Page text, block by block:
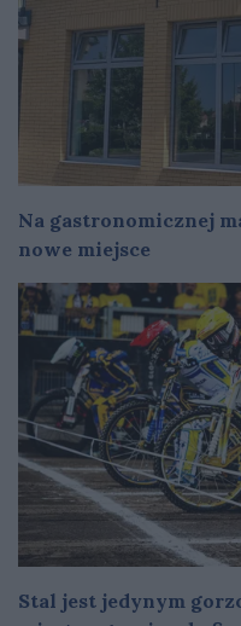
Na gastronomicznej
nowe miejsce
Stal jest jedynym